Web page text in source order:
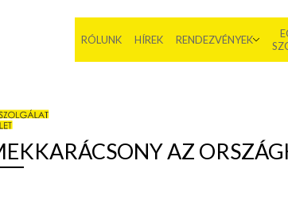
RÓLUNK HÍREK RENDEZVÉNYEK
AZ